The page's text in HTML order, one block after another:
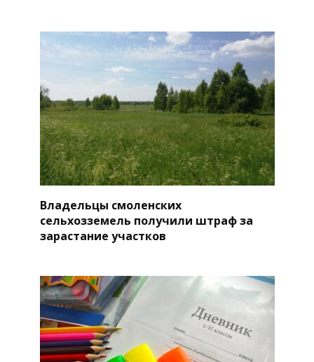
Владельцы смоленских
сельхозземель получили штраф за
зарастание участков